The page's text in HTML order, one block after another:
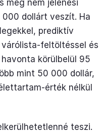
meg nem jelenési
dollárt veszít. Ha
prediktív
feltöltéssel és
körülbelül 95
mint 50 000 dollár,
érték nélkül
teszi.